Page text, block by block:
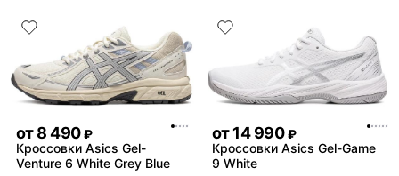
от8 490 ₽
Кроссовки Asics Gel-
Venture 6 White Grey Blue
от14 990 ₽
Кроссовки Asics Gel-Game
9 White